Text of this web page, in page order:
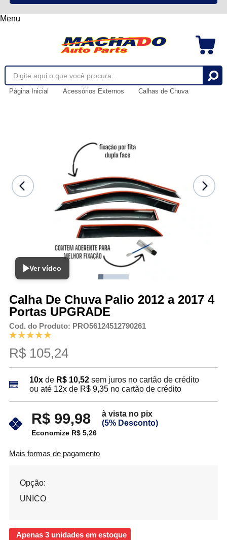
Menu
Página Inicial Acessórios Externos Calhas de Chuva
Ver vídeo
Calha De Chuva Palio 2012 a 2017 4
Portas UPGRADE
Cod. do Produto: PRO56124512790261
R$ 105,24
10xde R$ 10,52 sem juros no cartão de crédito
ou até 12xde R$ 9,35no cartão de crédito
R$ 99,98
à vista no pix
(5% Desconto)
Economize R$ 5,26
Mais formas de pagamento
Opção:
UNICO
Apenas 3 unidades em estoque